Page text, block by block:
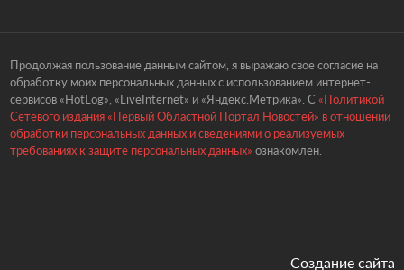
Продолжая пользование данным сайтом, я выражаю свое согласие на
обработку моих персональных данных с использованием интернет-
сервисов «HotLog», «LiveInternet» и «Яндекс.Метрика». С «Политикой
Сетевого издания «Первый Областной Портал Новостей» в отношении
обработки персональных данных и сведениями о реализуемых
требованиях к защите персональных данных» ознакомлен.
Создание сайта